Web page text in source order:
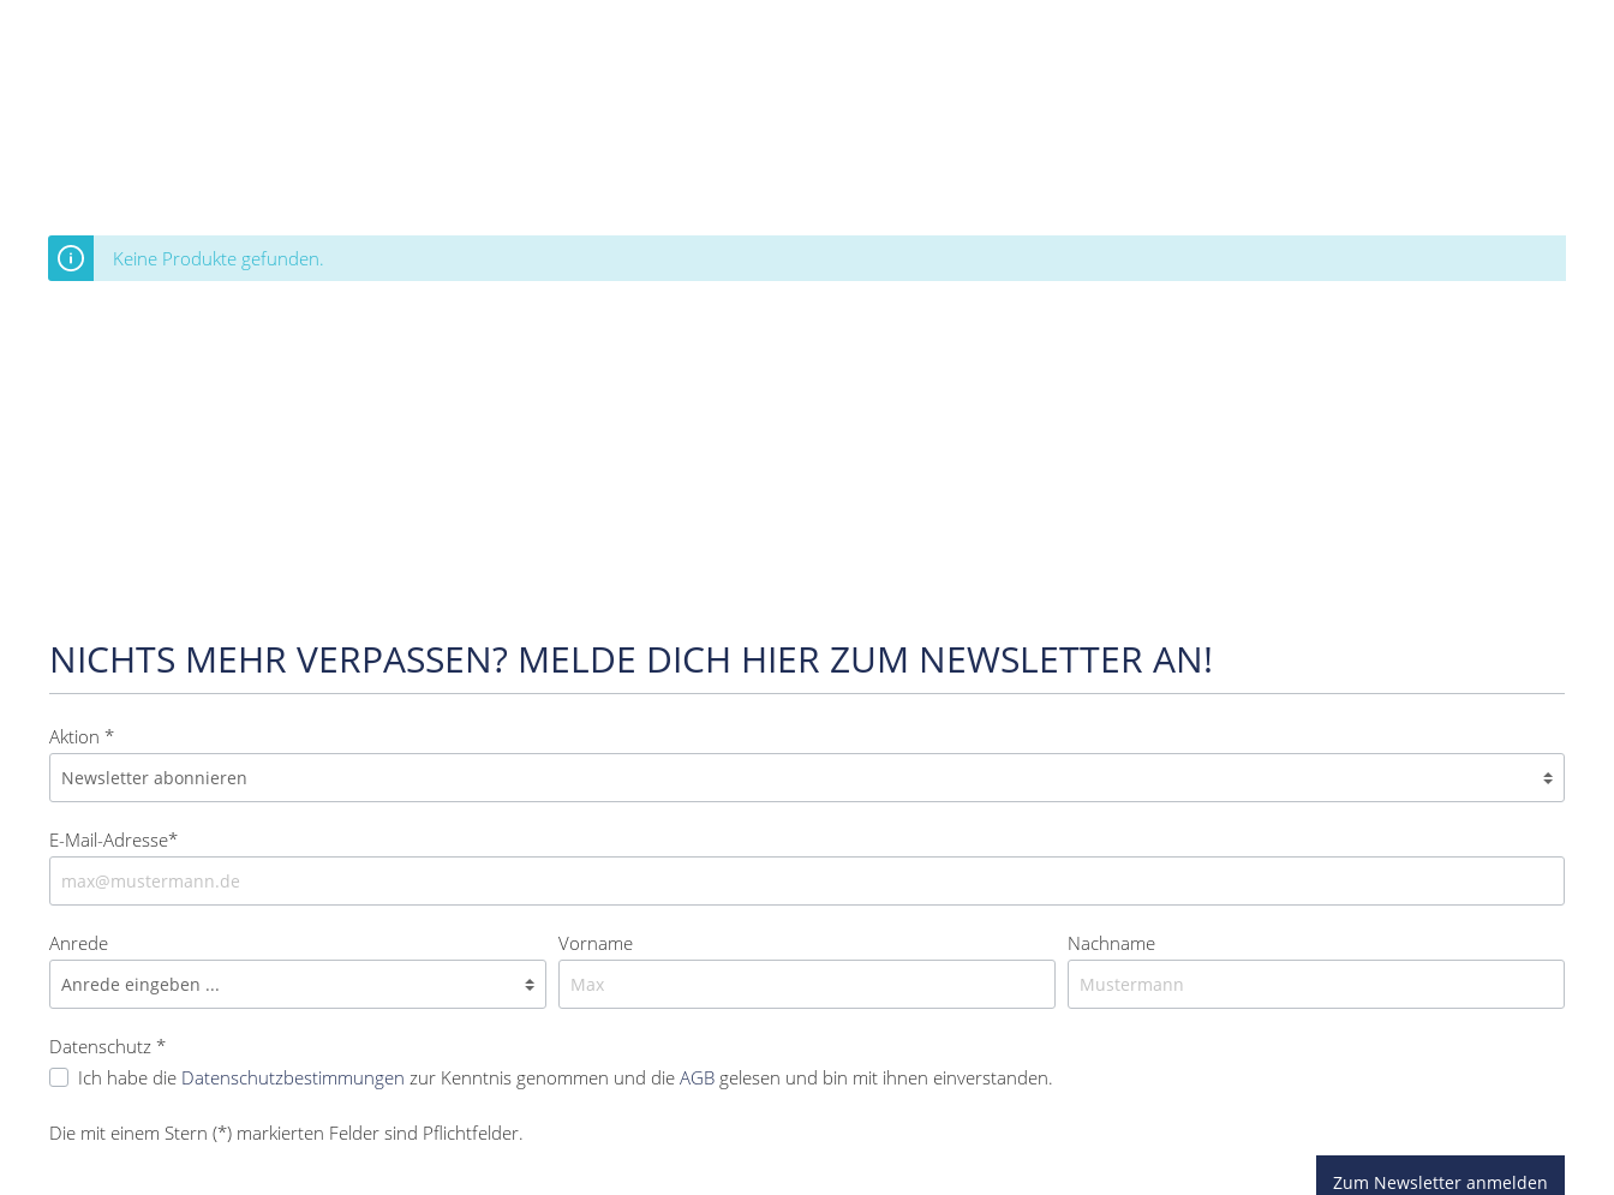
Keine Produkte gefunden.
NICHTS MEHR VERPASSEN? MELDE DICH HIER ZUM NEWSLETTER AN!
Aktion *
E-Mail-Adresse*
Anrede Vorname Nachname
Datenschutz *
Ich habe die Datenschutzbestimmungen zur Kenntnis genommen und die AGB gelesen und bin mit ihnen einverstanden.
Die mit einem Stern (*) markierten Felder sind Pflichtfelder.
Zum Newsletter anmelden